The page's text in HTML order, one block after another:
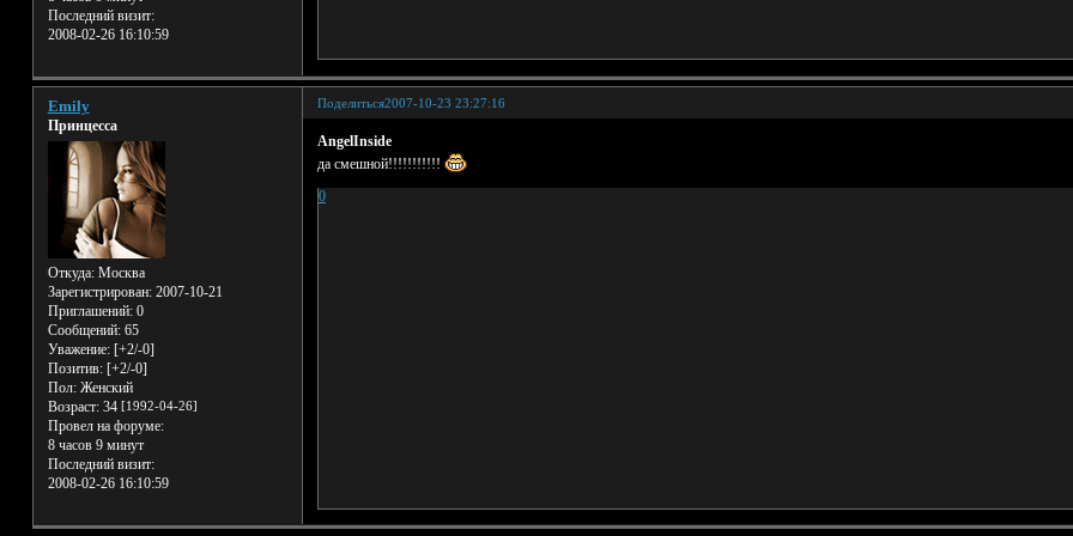
Последний визит:
2008-02-26 16:10:59
Поделиться2007-10-23 23:27:16
Emily
Принцесса
Откуда:Москва
Зарегистрирован: 2007-10-21
Приглашений:0
Сообщений:65
Уважение: [+2/-0]
Позитив: [+2/-0]
Пол:Женский
Возраст:34 [1992-04-26]
Провел на форуме:
8 часов 9 минут
Последний визит:
2008-02-26 16:10:59
AngelInside
да смешной!!!!!!!!!!!
0